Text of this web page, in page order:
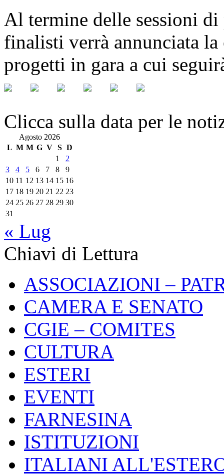
Al termine delle sessioni
finalisti verrà annunciata
progetti in gara a cui
Clicca sulla data per le
Agosto 2026
L M M G V S D
1
2
3
4 5 6 7 8
9
10 11 12 13 14 15 16
17 18 19 20 21 22 23
24 25 26 27 28 29 30
31
« Lug
Chiavi di Lettura
ASSOCIAZIONI –
CAMERA E SENATO
CGIE – COMITES
CULTURA
ESTERI
EVENTI
FARNESINA
ISTITUZIONI
ITALIANI